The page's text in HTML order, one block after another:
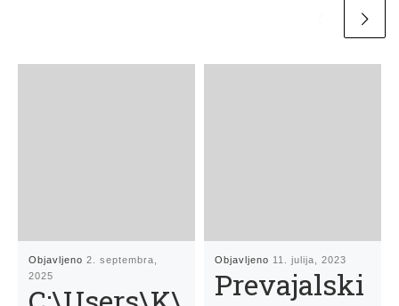
Objavljeno2. septembra,
2025
Objavljeno 11. julija, 2023
Prevajalski